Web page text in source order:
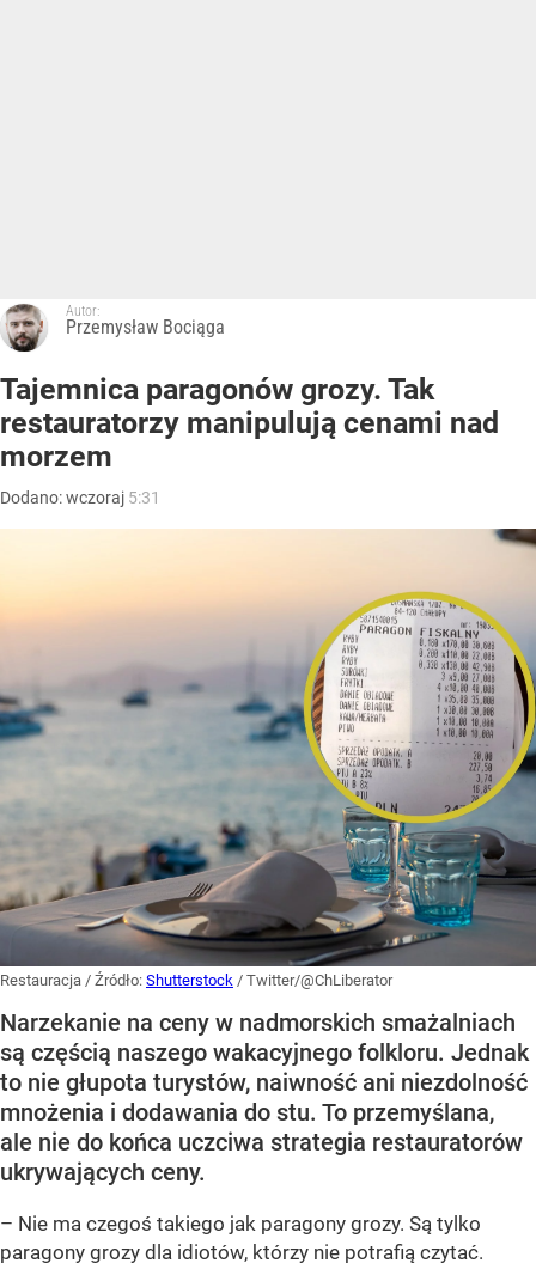
Autor:
Przemysław Bociąga
Tajemnica paragonów grozy. Tak
restauratorzy manipulują cenami nad
morzem
Dodano:wczoraj 5:31
Restauracja / Źródło: Shutterstock / Twitter/@ChLiberator
Narzekanie na ceny w nadmorskich smażalniach
są częścią naszego wakacyjnego folkloru. Jednak
to nie głupota turystów, naiwność ani niezdolność
mnożenia i dodawania do stu. To przemyślana,
ale nie do końca uczciwa strategia restauratorów
ukrywających ceny.
– Nie ma czegoś takiego jak paragony grozy. Są tylko
paragony grozy dla idiotów, którzy nie potrafią czytać.